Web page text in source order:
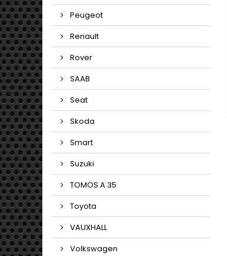
Peugeot
Renault
Rover
SAAB
Seat
Skoda
Smart
Suzuki
TOMOS A 35
Toyota
VAUXHALL
Volkswagen